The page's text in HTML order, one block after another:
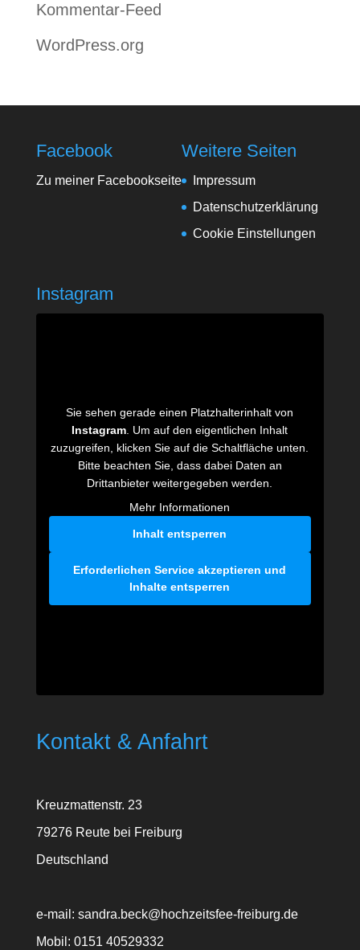
Kommentar-Feed
WordPress.org
Facebook
Zu meiner Facebookseite
Weitere Seiten
Impressum
Datenschutzerklärung
Cookie Einstellungen
Instagram
Sie sehen gerade einen Platzhalterinhalt von
Instagram. Um auf den eigentlichen Inhalt
zuzugreifen, klicken Sie auf die Schaltfläche unten.
Bitte beachten Sie, dass dabei Daten an
Drittanbieter weitergegeben werden.
Mehr Informationen
Inhalt entsperren
Erforderlichen Service akzeptieren und
Inhalte entsperren
Kontakt & Anfahrt
Kreuzmattenstr. 23
79276 Reute bei Freiburg
Deutschland
e-mail: sandra.beck@hochzeitsfee-freiburg.de
Mobil: 0151 40529332